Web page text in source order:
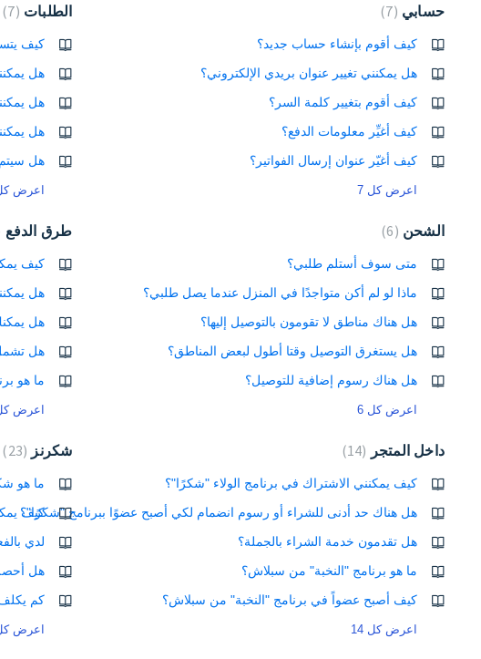
حسابي 7
كيف أقوم بإنشاء حساب جديد؟
هل يمكنني تغيير عنوان بريدي الإلكتروني؟
كيف أقوم بتغيير كلمة السر؟
كيف أغيِّر معلومات الدفع؟
كيف أغيّر عنوان إرسال الفواتير؟
اعرض كل 7
الطلبات 7
كيف
هل
هل
هل
هل
اعرض كل
الشحن 6
متى سوف أستلم طلبي؟
ماذا لو لم أكن متواجدًا في المنزل عندما يصل طلبي؟
هل هناك مناطق لا تقومون بالتوصيل إليها؟
هل يستغرق التوصيل وقتا أطول لبعض المناطق؟
هل هناك رسوم إضافية للتوصيل؟
اعرض كل 6
طرق الدفع
كيف
هل
هل
هل تشمل
ما هو
اعرض كل
داخل المتجر 14
كيف يمكنني الاشتراك في برنامج الولاء "شكرًا"؟
هل هناك حد أدنى للشراء أو رسوم انضمام لكي أصبح عضوًا ببرنامج "شكرًا"؟
هل تقدمون خدمة الشراء بالجملة؟
ما هو برنامج "النخبة" من سبلاش؟
كيف أصبح عضواً في برنامج "النخبة" من سبلاش؟
اعرض كل 14
شكرنز 23
ما هو
كيف
لدي
هل
كم
اعرض كل